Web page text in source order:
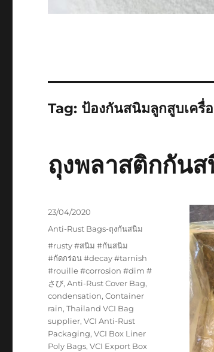
Tag: ป้องกันสนิมลูกสูบเครื่
ถุงพลาสติกกันส
Posted
23/04/2020
Categories
Anti-Rust Bags-ถุงกันสนิม
Tags
#rusty #สนิม #กันสนิม
#กัดกร่อน #decay #tarnish
#rouille #corrosion #dim #
さび,Anti-Rust Cover Bag,
condensation,Container
rain,Thailand VCI Bag
supplier,VCI Anti-Rust
Packaging,VCI Box Liner
Poly Bags,VCI Export Box